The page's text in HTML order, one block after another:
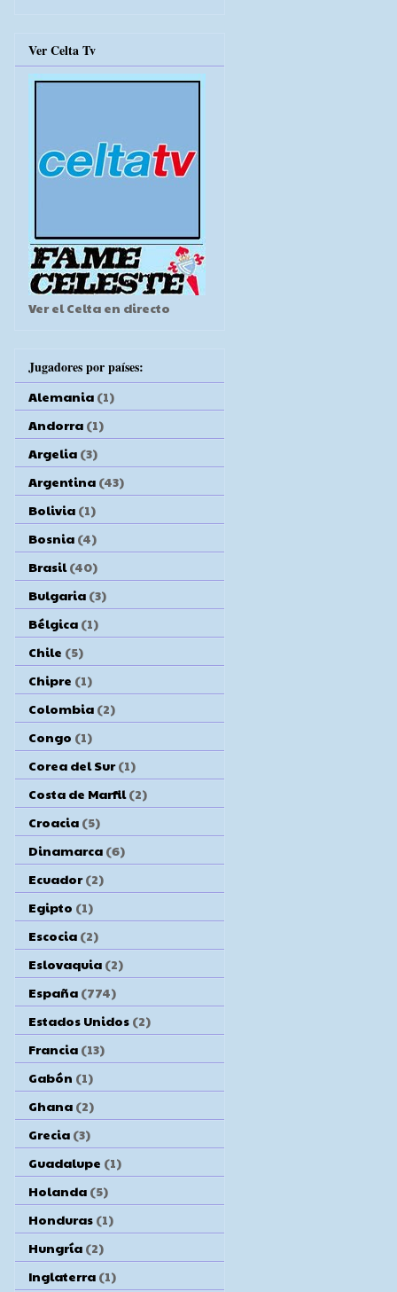
Ver Celta Tv
Ver el Celta en directo
Jugadores por países:
Alemania (1)
Andorra (1)
Argelia (3)
Argentina (43)
Bolivia (1)
Bosnia (4)
Brasil (40)
Bulgaria (3)
Bélgica (1)
Chile (5)
Chipre (1)
Colombia (2)
Congo (1)
Corea del Sur (1)
Costa de Marfil (2)
Croacia (5)
Dinamarca (6)
Ecuador (2)
Egipto (1)
Escocia (2)
Eslovaquia (2)
España (774)
Estados Unidos (2)
Francia (13)
Gabón (1)
Ghana (2)
Grecia (3)
Guadalupe (1)
Holanda (5)
Honduras (1)
Hungría (2)
Inglaterra (1)